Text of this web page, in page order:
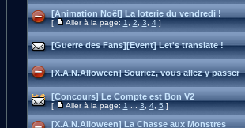
[Animation Noël] La loterie du vendredi !
[ Aller à la page:1,2,3,4]
[Guerre des Fans][Event] Let's translate !
[X.A.N.Alloween] Souriez, vous allez y passer
[Concours] Le Compte est Bon V2
[ Aller à la page:1...3,4,5]
[X.A.N.Alloween] La Chasse aux Monstres